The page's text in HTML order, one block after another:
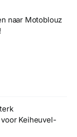
naar Motoblouz
Keiheuvel-